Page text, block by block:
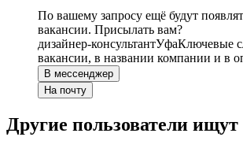
По вашему запросу ещё будут
вакансии. Присылать вам?
дизайнер-консультантУфаКлючевые
вакансии, в названии компании и в
В мессенджер
На почту
Другие пользователи ищут